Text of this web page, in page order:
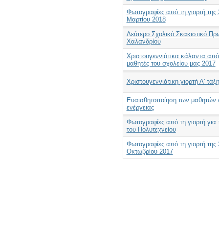
Φωτογραφίες από τη γιορτή της
Μαρτίου 2018
Δεύτερο Σχολικό Σκακιστικό
Χαλανδρίου
Χριστουγεννιάτικα κάλαντα
μαθητές του σχολείου μας 2017
Χριστουγεννιάτικη γιορτή Α'
Ευαισθητοποίηση των μαθητών
ενέργειας
Φωτογραφίες από τη γιορτή για
του Πολυτεχνείου
Φωτογραφίες από τη γιορτή της
Οκτωβρίου 2017